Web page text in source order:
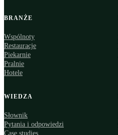
BRANŻE
Wspólnoty
Restauracje
Piekarnie
Pralnie
Hotele
WIEDZA
Słownik
Pytania i odpowiedzi
Case studies